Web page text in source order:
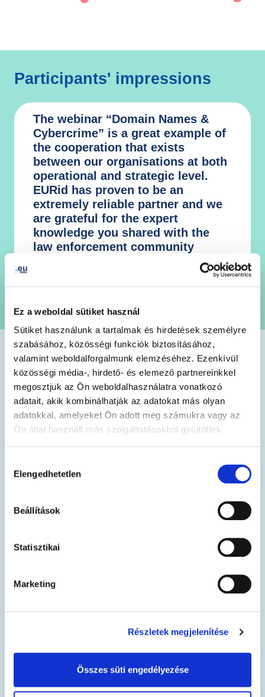
Ez a weboldal sütiket használ
Sütiket használunk a tartalmak és hirdetések személyre
szabásához, közösségi funkciók biztosításához,
valamint weboldalforgalmunk elemzéséhez. Ezenkívül
közösségi média-, hirdető- és elemező partnereinkkel
megosztjuk az Ön weboldalhasználatra vonatkozó
adatait, akik kombinálhatják az adatokat más olyan
adatokkal, amelyeket Ön adott meg számukra vagy az
Ön által használt más szolgáltatásokból gyűjtöttek.
kiválasztása
Elengedhetetlen
Beállítások
Statisztikai
Marketing
Részletek megjelenítése
Összes süti engedélyezése
Participants' impressions
The webinar “Domain Names &
Cybercrime” is a great example of
the cooperation that exists
between our organisations at both
operational and strategic level.
EURid has proven to be an
extremely reliable partner and we
are grateful for the expert
knowledge you shared with the
law enforcement community
.eu Acacdemy Initiatives
We launched the .eu Academy in early 2015, and over
the years, it has developed into an umbrella for both
online and in-person education, catering to various age
EURid has been participating in CodeWeek.eu for nine
consecutive years, providing a variety of educational
activities designed to promote coding and digital literacy
for over 350 students across Europe in 2024.